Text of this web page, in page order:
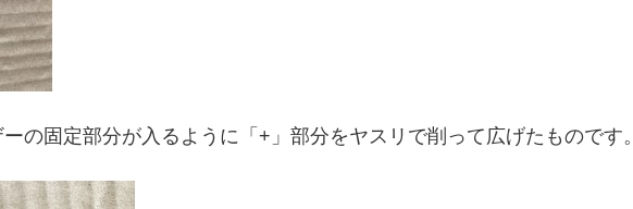
の固定部分が入るように「+」部分をヤスリで削って広げたものです。